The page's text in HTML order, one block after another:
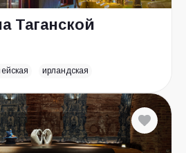
Таганской
ирландская